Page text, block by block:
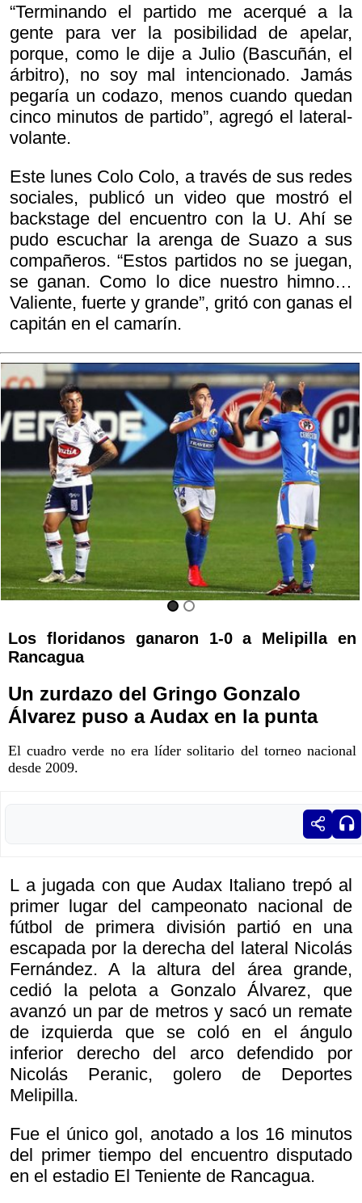
“Terminando el partido me acerqué a la
gente para ver la posibilidad de apelar,
porque, como le dije a Julio (Bascuñán, el
árbitro), no soy mal intencionado. Jamás
pegaría un codazo, menos cuando quedan
cinco minutos de partido”, agregó el lateral-
volante.
Este lunes Colo Colo, a través de sus redes
sociales, publicó un video que mostró el
backstage del encuentro con la U. Ahí se
pudo escuchar la arenga de Suazo a sus
compañeros. “Estos partidos no se juegan,
se ganan. Como lo dice nuestro himno…
Valiente, fuerte y grande”, gritó con ganas el
capitán en el camarín.
Los floridanos ganaron 1-0 a Melipilla en
Rancagua
Un zurdazo del Gringo Gonzalo
Álvarez puso a Audax en la punta
El cuadro verde no era líder solitario del torneo nacional
desde 2009.
L a jugada con que Audax Italiano trepó al
primer lugar del campeonato nacional de
fútbol de primera división partió en una
escapada por la derecha del lateral Nicolás
Fernández. A la altura del área grande,
cedió la pelota a Gonzalo Álvarez, que
avanzó un par de metros y sacó un remate
de izquierda que se coló en el ángulo
inferior derecho del arco defendido por
Nicolás Peranic, golero de Deportes
Melipilla.
Fue el único gol, anotado a los 16 minutos
del primer tiempo del encuentro disputado
en el estadio El Teniente de Rancagua.